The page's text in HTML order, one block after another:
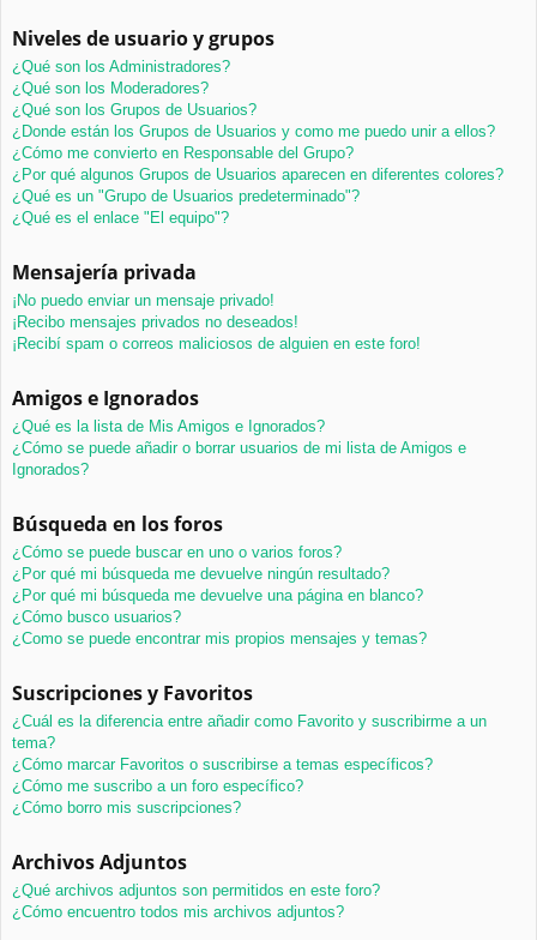
Niveles de usuario y grupos
¿Qué son los Administradores?
¿Qué son los Moderadores?
¿Qué son los Grupos de Usuarios?
¿Donde están los Grupos de Usuarios y como me puedo unir a ellos?
¿Cómo me convierto en Responsable del Grupo?
¿Por qué algunos Grupos de Usuarios aparecen en diferentes colores?
¿Qué es un "Grupo de Usuarios predeterminado"?
¿Qué es el enlace "El equipo"?
Mensajería privada
¡No puedo enviar un mensaje privado!
¡Recibo mensajes privados no deseados!
¡Recibí spam o correos maliciosos de alguien en este foro!
Amigos e Ignorados
¿Qué es la lista de Mis Amigos e Ignorados?
¿Cómo se puede añadir o borrar usuarios de mi lista de Amigos e
Ignorados?
Búsqueda en los foros
¿Cómo se puede buscar en uno o varios foros?
¿Por qué mi búsqueda me devuelve ningún resultado?
¿Por qué mi búsqueda me devuelve una página en blanco?
¿Cómo busco usuarios?
¿Como se puede encontrar mis propios mensajes y temas?
Suscripciones y Favoritos
¿Cuál es la diferencia entre añadir como Favorito y suscribirme a un
tema?
¿Cómo marcar Favoritos o suscribirse a temas específicos?
¿Cómo me suscribo a un foro específico?
¿Cómo borro mis suscripciones?
Archivos Adjuntos
¿Qué archivos adjuntos son permitidos en este foro?
¿Cómo encuentro todos mis archivos adjuntos?